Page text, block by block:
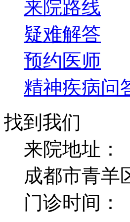
来院路线
疑难解答
预约医师
精神疾病问
找到我们
来院地址：
成都市青羊
门诊时间：